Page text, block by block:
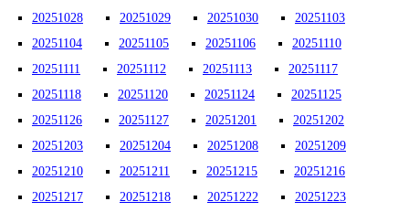
20251028
20251029 20251030
20251103
20251104
20251105 20251106
20251110
20251111
20251112 20251113
20251117
20251118
20251120 20251124
20251125
20251126
20251127 20251201
20251202
20251203
20251204 20251208
20251209
20251210
20251211 20251215
20251216
20251217
20251218 20251222
20251223